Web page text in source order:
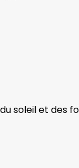
soleil et des